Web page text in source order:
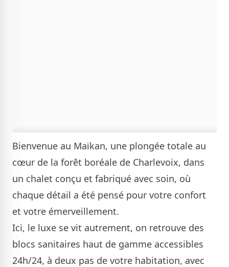
Bienvenue au Maïkan, une plongée totale au
cœur de la forêt boréale de Charlevoix, dans
un chalet conçu et fabriqué avec soin, où
chaque détail a été pensé pour votre confort
et votre émerveillement.
Ici, le luxe se vit autrement, on retrouve des
blocs sanitaires haut de gamme accessibles
24h/24, à deux pas de votre habitation, avec